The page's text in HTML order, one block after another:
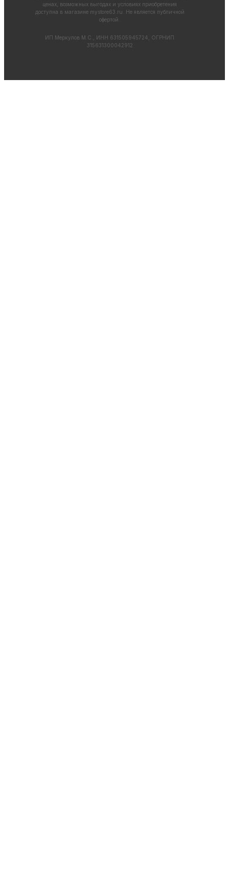
ценах, возможных выгодах и условиях приобретения
доступна в магазине mystore63.ru . Не является публичной
офертой.
ИП Меркулов М.С., ИНН 631505945724, ОГРНИП
315631300042912